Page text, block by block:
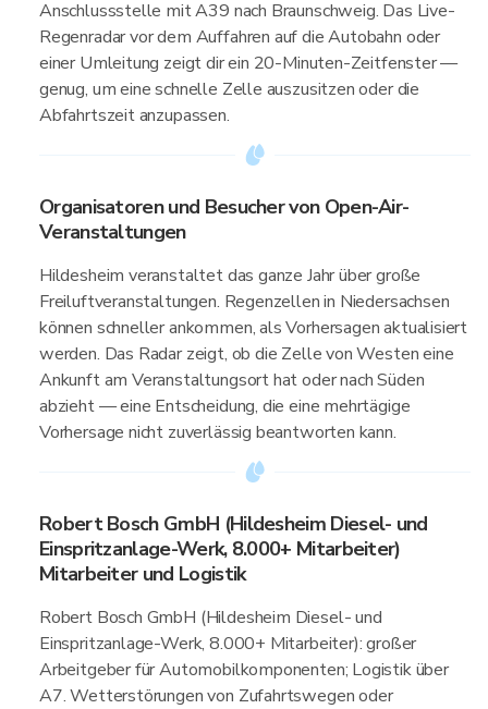
Anschlussstelle mit A39 nach Braunschweig. Das Live-
Regenradar vor dem Auffahren auf die Autobahn oder
einer Umleitung zeigt dir ein 20-Minuten-Zeitfenster —
genug, um eine schnelle Zelle auszusitzen oder die
Abfahrtszeit anzupassen.
Organisatoren und Besucher von Open-Air-
Veranstaltungen
Hildesheim veranstaltet das ganze Jahr über große
Freiluftveranstaltungen. Regenzellen in Niedersachsen
können schneller ankommen, als Vorhersagen aktualisiert
werden. Das Radar zeigt, ob die Zelle von Westen eine
Ankunft am Veranstaltungsort hat oder nach Süden
abzieht — eine Entscheidung, die eine mehrtägige
Vorhersage nicht zuverlässig beantworten kann.
Robert Bosch GmbH (Hildesheim Diesel- und
Einspritzanlage-Werk, 8.000+ Mitarbeiter)
Mitarbeiter und Logistik
Robert Bosch GmbH (Hildesheim Diesel- und
Einspritzanlage-Werk, 8.000+ Mitarbeiter): großer
Arbeitgeber für Automobilkomponenten; Logistik über
A7. Wetterstörungen von Zufahrtswegen oder